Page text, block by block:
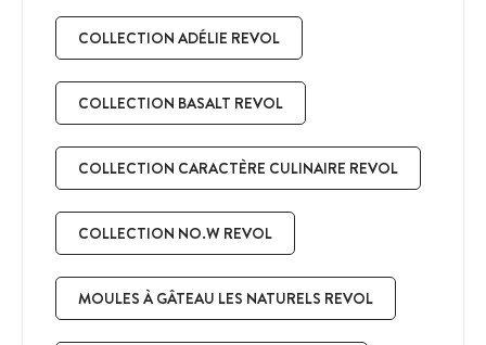
COLLECTION ADÉLIE REVOL
COLLECTION BASALT REVOL
COLLECTION CARACTÈRE CULINAIRE REVOL
COLLECTION NO.W REVOL
MOULES À GÂTEAU LES NATURELS REVOL